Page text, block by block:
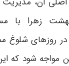
زهرا با
روزهای شلوغ
مواجه شود که